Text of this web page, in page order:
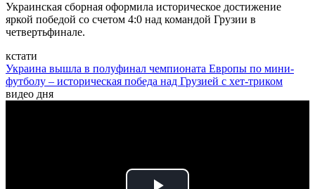
Украинская сборная оформила историческое достижение
яркой победой со счетом 4:0 над командой Грузии в
четвертьфинале.
кстати
Украина вышла в полуфинал чемпионата Европы по мини-
футболу – историческая победа над Грузией с хет-триком
видео дня